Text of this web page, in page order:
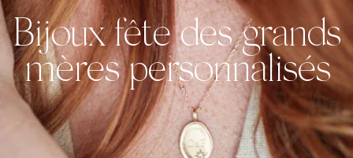
Bijoux fête des grands
mères personnalisés